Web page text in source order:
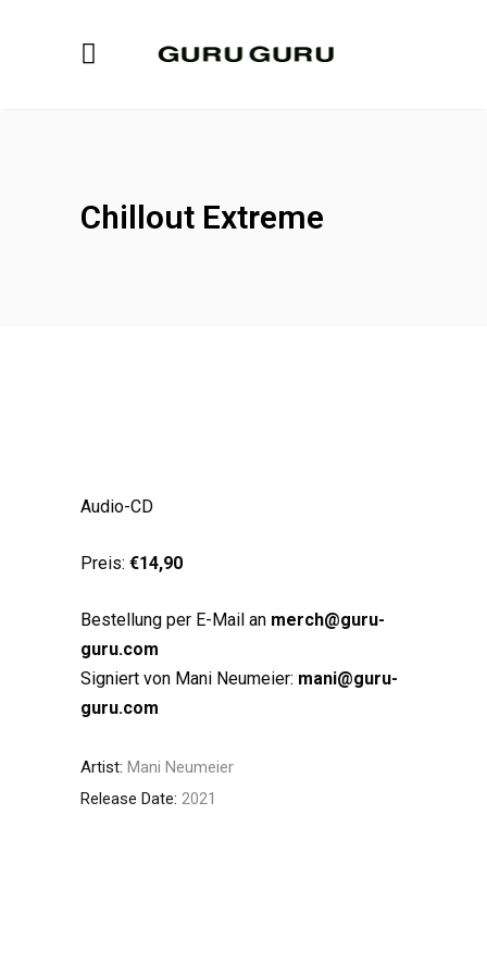
Chillout Extreme
Audio-CD
Preis: €14,90
Bestellung per E-Mail an merch@guru-
guru.com
Signiert von Mani Neumeier: mani@guru-
guru.com
Artist: Mani Neumeier
Release Date: 2021